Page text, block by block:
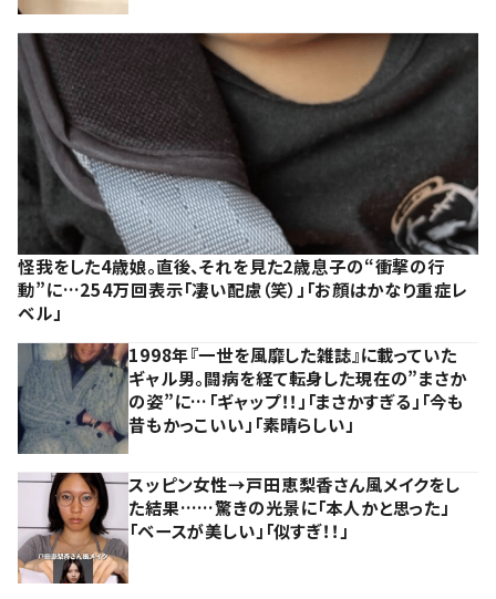
怪我をした4歳娘。直後、それを見た2歳息子の“衝撃の行
動”に…254万回表示「凄い配慮（笑）」「お顔はかなり重症レ
ベル」
1998年『一世を風靡した雑誌』に載っていた
ギャル男。闘病を経て転身した現在の”まさか
の姿”に…「ギャップ！！」「まさかすぎる」「今も
昔もかっこいい」「素晴らしい」
スッピン女性→戸田恵梨香さん風メイクをし
た結果……驚きの光景に「本人かと思った」
「ベースが美しい」「似すぎ！！」